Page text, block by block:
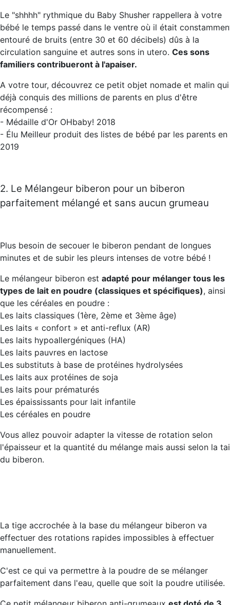
Le "shhhh" rythmique du Baby Shusher rappellera à votre
bébé le temps passé dans le ventre où il était
entouré de bruits (entre 30 et 60 décibels) dûs à la
circulation sanguine et autres sons in utero. Ces sons
familiers contribueront à l'apaiser.
A votre tour, découvrez ce petit objet nomade et malin
déjà conquis des millions de parents en plus d'être
récompensé :
- Médaille d'Or OHbaby! 2018
- Élu Meilleur produit des listes de bébé par les parents en
2019
2. Le Mélangeur biberon pour un biberon
parfaitement mélangé et sans aucun grumeau
Plus besoin de secouer le biberon pendant de longues
minutes et de subir les pleurs intenses de votre bébé !
Le mélangeur biberon est adapté pour mélanger tous les
types de lait en poudre (classiques et spécifiques), ainsi
que les céréales en poudre :
Les laits classiques (1ère, 2ème et 3ème âge)
Les laits « confort » et anti-reflux (AR)
Les laits hypoallergéniques (HA)
Les laits pauvres en lactose
Les substituts à base de protéines hydrolysées
Les laits aux protéines de soja
Les laits pour prématurés
Les épaississants pour lait infantile
Les céréales en poudre
Vous allez pouvoir adapter la vitesse de rotation selon
l'épaisseur et la quantité du mélange mais aussi selon la
du biberon.
La tige accrochée à la base du mélangeur biberon va
effectuer des rotations rapides impossibles à effectuer
manuellement.
C'est ce qui va permettre à la poudre de se mélanger
parfaitement dans l'eau, quelle que soit la poudre utilisée.